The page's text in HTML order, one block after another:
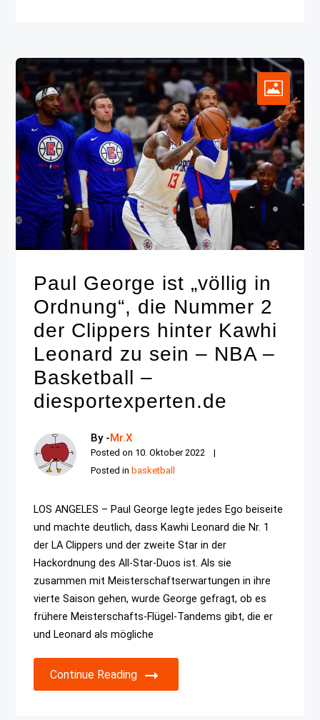
Paul George ist „völlig in
Ordnung“, die Nummer 2
der Clippers hinter Kawhi
Leonard zu sein – NBA –
Basketball –
diesportexperten.de
By -Mr.X
Posted on 10. Oktober 2022
Posted inbasketball
LOS ANGELES – Paul George legte jedes Ego beiseite
und machte deutlich, dass Kawhi Leonard die Nr. 1
der LA Clippers und der zweite Star in der
Hackordnung des All-Star-Duos ist. Als sie
zusammen mit Meisterschaftserwartungen in ihre
vierte Saison gehen, wurde George gefragt, ob es
frühere Meisterschafts-Flügel-Tandems gibt, die er
und Leonard als mögliche
Continue Reading